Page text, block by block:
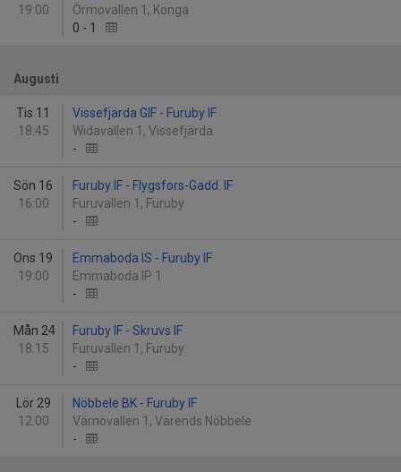
19:00
Örmovallen 1, Konga
0 - 1
Augusti
Tis 11
18:45
Vissefjärda GIF - Furuby IF
Widavallen 1, Vissefjärda
-
Sön 16
16:00
Furuby IF - Flygsfors-Gadd. IF
Furuvallen 1, Furuby
-
Ons 19
19:00
Emmaboda IS - Furuby IF
Emmaboda IP 1
-
Mån 24
18:15
Furuby IF - Skruvs IF
Furuvallen 1, Furuby
-
Lör 29
12:00
Nöbbele BK - Furuby IF
Värnövallen 1, Värends Nöbbele
-